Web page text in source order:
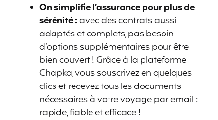
On simplifie l’assurance pour plus de
sérénité :avec des contrats aussi
adaptés et complets, pas besoin
d’options supplémentaires pour être
bien couvert ! Grâce à la plateforme
Chapka, vous souscrivez en quelques
clics et recevez tous les documents
nécessaires à votre voyage par email :
rapide, fiable et efficace !